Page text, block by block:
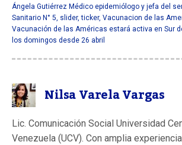
Ángela Gutiérrez Médico epidemiólogo y jefa del
Sanitario N° 5 slider,ticker, Vacunacion de las
Vacunación de las Américas estará activa en Sur
los domingos desde 26 abril
Nilsa Varela Vargas
Lic. Comunicación Social Universidad
Venezuela (UCV). Con amplia